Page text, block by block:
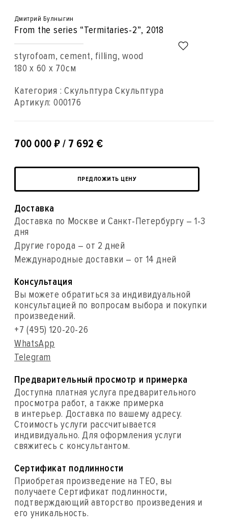
Дмитрий Булныгин
From the series “Termitaries-2”, 2018
styrofoam, cement, filling, wood
180 x 60 x 70см
Категория : Скульптура Скульптура
Артикул: 000176
700 000 ₽ / 7 692 €
ПРЕДЛОЖИТЬ ЦЕНУ
Доставка
Доставка по Москве и Санкт-Петербургу – 1-3
дня
Другие города – от 2 дней
Международные доставки – от 14 дней
Консультация
Вы можете обратиться за индивидуальной
консультацией по вопросам выбора и покупки
произведений.
+7 (495) 120-20-26
WhatsApp
Telegram
Предварительный просмотр и примерка
Доступна платная услуга предварительного
просмотра работ, а также примерка
в интерьер. Доставка по вашему адресу.
Стоимость услуги рассчитывается
индивидуально. Для оформления услуги
свяжитесь с консультантом.
Сертификат подлинности
Приобретая произведение на ТЕО, вы
получаете Сертификат подлинности,
подтверждающий авторство произведения и
его уникальность.